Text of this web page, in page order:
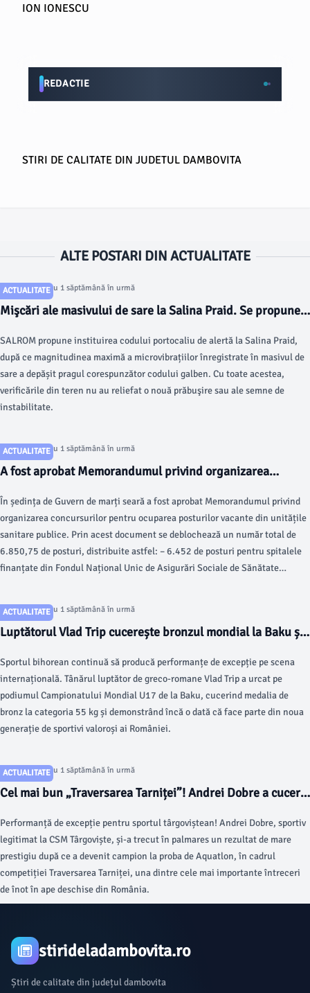
ION IONESCU
REDACTIE
STIRI DE CALITATE DIN JUDETUL DAMBOVITA
ALTE POSTARI DIN ACTUALITATE
ACTUALITATE
Articol postat cu 1 săptămână în urmă
Mişcări ale masivului de sare la Salina Praid. Se propune
SALROM propune instituirea codului portocaliu de alertă la Salina Praid,
după ce magnitudinea maximă a microvibrațiilor înregistrate în masivul de
sare a depășit pragul corespunzător codului galben. Cu toate acestea,
verificările din teren nu au reliefat o nouă prăbuşire sau ale semne de
instabilitate.
ACTUALITATE
Articol postat cu 1 săptămână în urmă
A fost aprobat Memorandumul privind organizarea
unitățile sanitare publice
În ședința de Guvern de marți seară a fost aprobat Memorandumul privind
organizarea concursurilor pentru ocuparea posturilor vacante din unitățile
sanitare publice. Prin acest document se deblochează un număr total de
6.850,75 de posturi, distribuite astfel: – ​6.452 de posturi pentru spitalele
finanțate din Fondul Național Unic de Asigurări Sociale de Sănătate
ACTUALITATE
Articol postat cu 1 săptămână în urmă
Luptătorul Vlad Trip cucerește bronzul mondial la Baku și
Sportul bihorean continuă să producă performanțe de excepție pe scena
internațională. Tânărul luptător de greco-romane Vlad Trip a urcat pe
podiumul Campionatului Mondial U17 de la Baku, cucerind medalia de
bronz la categoria 55 kg și demonstrând încă o dată că face parte din noua
generație de sportivi valoroși ai României.
ACTUALITATE
Articol postat cu 1 săptămână în urmă
Cel mai bun „Traversarea Tarniței”! Andrei Dobre a cucerit
ape deschise din România
Performanță de excepție pentru sportul târgoviștean! Andrei Dobre, sportiv
legitimat la CSM Târgoviște, și-a trecut în palmares un rezultat de mare
prestigiu după ce a devenit campion la proba de Aquatlon, în cadrul
competiției Traversarea Tarniței, una dintre cele mai importante întreceri
de înot în ape deschise din România.
stirideladambovita.ro
Știri de calitate din județul dambovita